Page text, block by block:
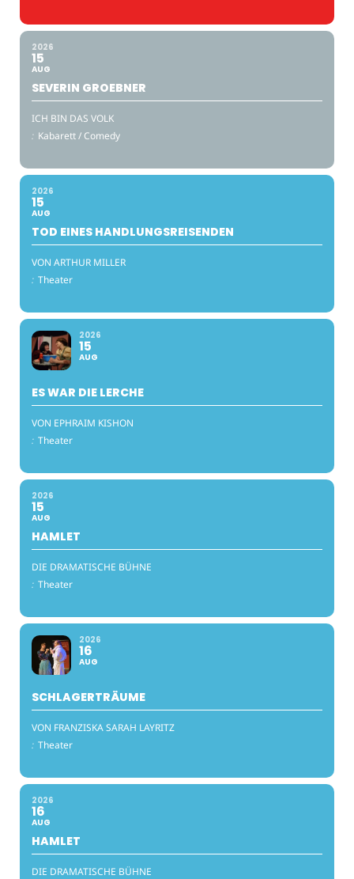
2026
15
AUG
SEVERIN GROEBNER
ICH BIN DAS VOLK
: Kabarett / Comedy
2026
15
AUG
TOD EINES HANDLUNGSREISENDEN
VON ARTHUR MILLER
: Theater
2026
15
AUG
ES WAR DIE LERCHE
VON EPHRAIM KISHON
: Theater
2026
15
AUG
HAMLET
DIE DRAMATISCHE BÜHNE
: Theater
2026
16
AUG
SCHLAGERTRÄUME
VON FRANZISKA SARAH LAYRITZ
: Theater
2026
16
AUG
HAMLET
DIE DRAMATISCHE BÜHNE